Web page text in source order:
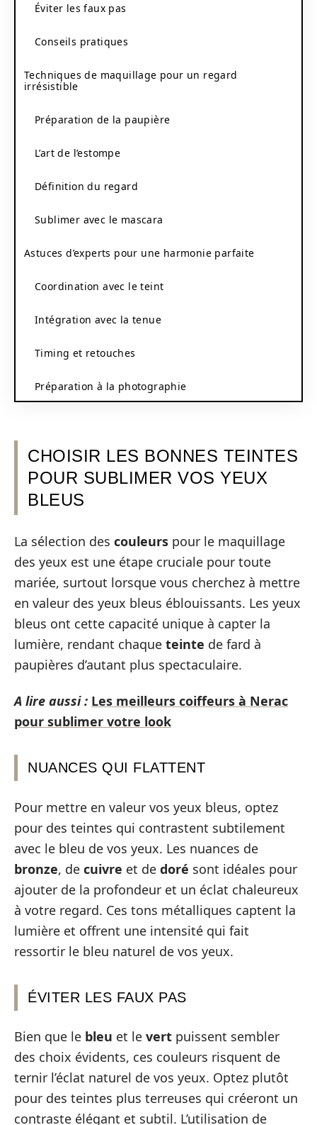
Éviter les faux pas
Conseils pratiques
Techniques de maquillage pour un regard
irrésistible
Préparation de la paupière
L’art de l’estompe
Définition du regard
Sublimer avec le mascara
Astuces d’experts pour une harmonie parfaite
Coordination avec le teint
Intégration avec la tenue
Timing et retouches
Préparation à la photographie
CHOISIR LES BONNES TEINTES
POUR SUBLIMER VOS YEUX
BLEUS
La sélection des couleurs pour le maquillage
des yeux est une étape cruciale pour toute
mariée, surtout lorsque vous cherchez à mettre
en valeur des yeux bleus éblouissants. Les yeux
bleus ont cette capacité unique à capter la
lumière, rendant chaque teinte de fard à
paupières d’autant plus spectaculaire.
A lire aussi : Les meilleurs coiffeurs à Nerac
pour sublimer votre look
NUANCES QUI FLATTENT
Pour mettre en valeur vos yeux bleus, optez
pour des teintes qui contrastent subtilement
avec le bleu de vos yeux. Les nuances de
bronze, de cuivre et de doré sont idéales pour
ajouter de la profondeur et un éclat chaleureux
à votre regard. Ces tons métalliques captent la
lumière et offrent une intensité qui fait
ressortir le bleu naturel de vos yeux.
ÉVITER LES FAUX PAS
Bien que le bleu et le vert puissent sembler
des choix évidents, ces couleurs risquent de
ternir l’éclat naturel de vos yeux. Optez plutôt
pour des teintes plus terreuses qui créeront un
contraste élégant et subtil. L’utilisation de